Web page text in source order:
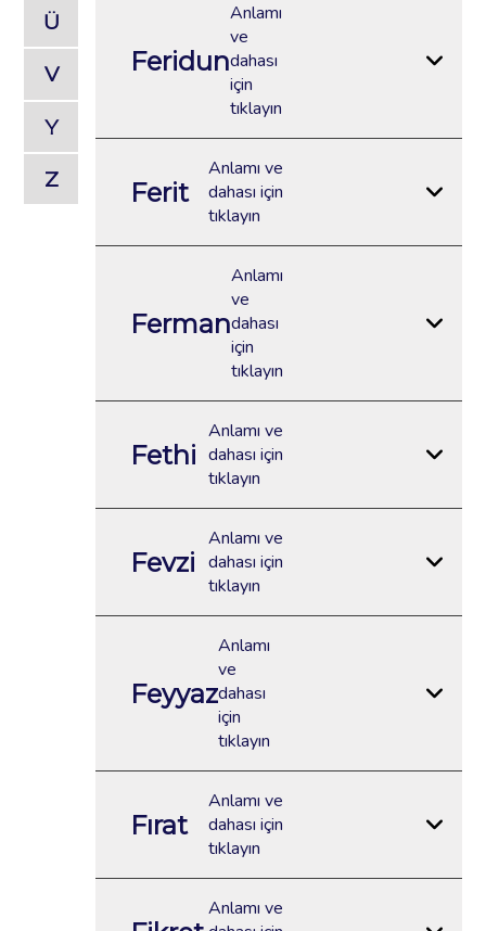
Ü
V
Y
Z
Feridun
Anlamı
ve
dahası
için
tıklayın
Ferit
Anlamı ve
dahası için
tıklayın
Ferman
Anlamı
ve
dahası
için
tıklayın
Fethi
Anlamı ve
dahası için
tıklayın
Fevzi
Anlamı ve
dahası için
tıklayın
Feyyaz
Anlamı
ve
dahası
için
tıklayın
Fırat
Anlamı ve
dahası için
tıklayın
Anlamı ve